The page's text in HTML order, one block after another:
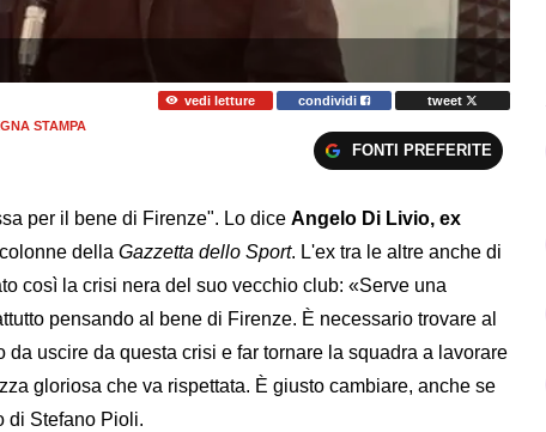
vedi letture condividi
tweet
STAMPA
FONTI PREFERITE
per il bene di Firenze". Lo dice Angelo Di Livio, ex
della Gazzetta dello Sport. L'ex tra le altre anche di
così la crisi nera del suo vecchio club: «Serve una
pensando al bene di Firenze. È necessario trovare al
da uscire da questa crisi e far tornare la squadra a lavorare
gloriosa che va rispettata. È giusto cambiare, anche se
di Stefano Pioli.